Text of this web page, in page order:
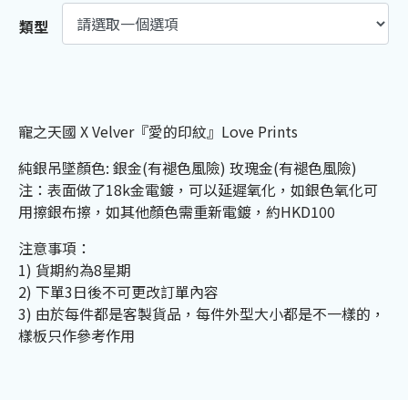
寵之天國 X Velver『愛的印紋』Love Prints
純銀吊墜顏色: 銀金(有褪色風險) 玫瑰金(有褪色風險)
注：表面做了18k金電鍍，可以延遲氧化，如銀色氧化可
用擦銀布擦，如其他顏色需重新電鍍，約HKD100
注意事項：
1) 貨期約為8星期
2) 下單3日後不可更改訂單內容
3) 由於每件都是客製貨品，每件外型大小都是不一樣的，
樣板只作參考作用
類型